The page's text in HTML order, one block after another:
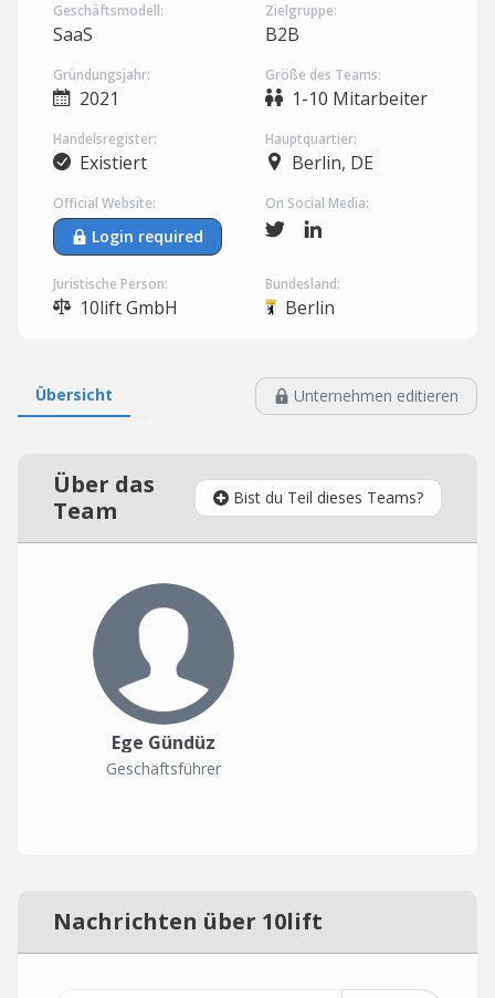
Geschäftsmodell:
SaaS
Zielgruppe:
B2B
Gründungsjahr:
2021
Größe des Teams:
1-10 Mitarbeiter
Handelsregister:
Existiert
Hauptquartier:
Berlin, DE
Official Website:
Login required
On Social Media:
Juristische Person:
10lift GmbH
Bundesland:
Berlin
Übersicht Unternehmen editieren
Über das
Team
Bist du Teil dieses Teams?
Ege Gündüz
Geschäftsführer
Nachrichten über 10lift